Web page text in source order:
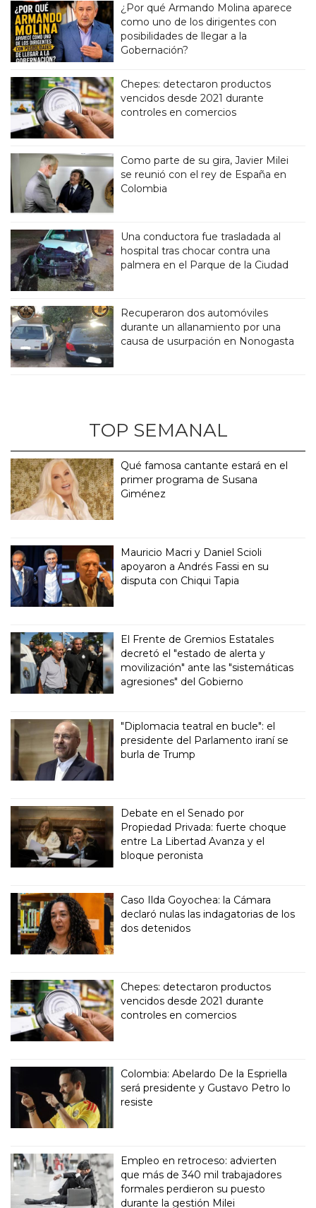
¿Por qué Armando Molina aparece
como uno de los dirigentes con
posibilidades de llegar a la
Gobernación?
Chepes: detectaron productos
vencidos desde 2021 durante
controles en comercios
Como parte de su gira, Javier Milei
se reunió con el rey de España en
Colombia
Una conductora fue trasladada al
hospital tras chocar contra una
palmera en el Parque de la Ciudad
Recuperaron dos automóviles
durante un allanamiento por una
causa de usurpación en Nonogasta
TOP SEMANAL
Qué famosa cantante estará en el
primer programa de Susana
Giménez
Mauricio Macri y Daniel Scioli
apoyaron a Andrés Fassi en su
disputa con Chiqui Tapia
El Frente de Gremios Estatales
decretó el "estado de alerta y
movilización" ante las "sistemáticas
agresiones" del Gobierno
"Diplomacia teatral en bucle": el
presidente del Parlamento iraní se
burla de Trump
Debate en el Senado por
Propiedad Privada: fuerte choque
entre La Libertad Avanza y el
bloque peronista
Caso Ilda Goyochea: la Cámara
declaró nulas las indagatorias de los
dos detenidos
Chepes: detectaron productos
vencidos desde 2021 durante
controles en comercios
Colombia: Abelardo De la Espriella
será presidente y Gustavo Petro lo
resiste
Empleo en retroceso: advierten
que más de 340 mil trabajadores
formales perdieron su puesto
durante la gestión Milei